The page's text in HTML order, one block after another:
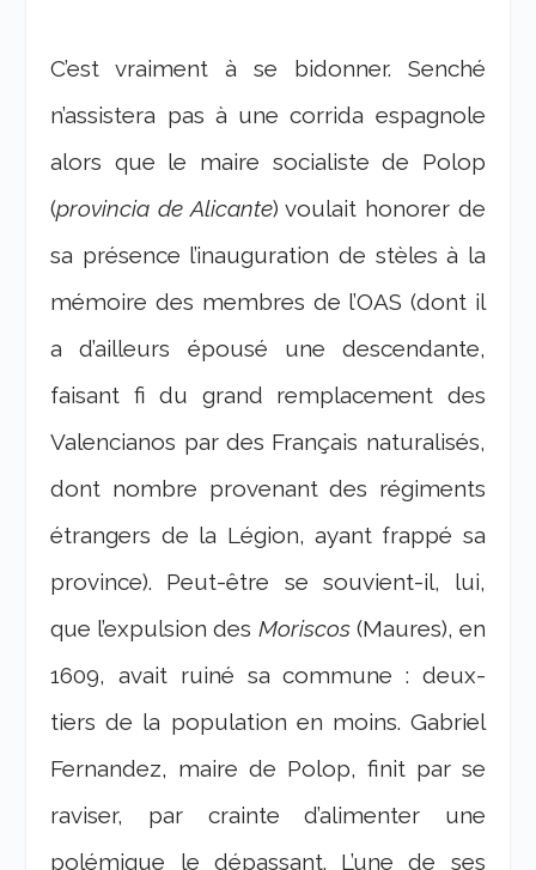
C’est vraiment à se bidonner. Senché
n’assistera pas à une corrida espagnole
alors que le maire socialiste de Polop
(provincia de Alicante) voulait honorer de
sa présence l’inauguration de stèles à la
mémoire des membres de l’OAS (dont il
a d’ailleurs épousé une descendante,
faisant fi du grand remplacement des
Valencianos par des Français naturalisés,
dont nombre provenant des régiments
étrangers de la Légion, ayant frappé sa
province). Peut-être se souvient-il, lui,
que l’expulsion des Moriscos(Maures), en
1609, avait ruiné sa commune : deux-
tiers de la population en moins. Gabriel
Fernandez, maire de Polop, finit par se
raviser, par crainte d’alimenter une
polémique le dépassant. L’une de ses